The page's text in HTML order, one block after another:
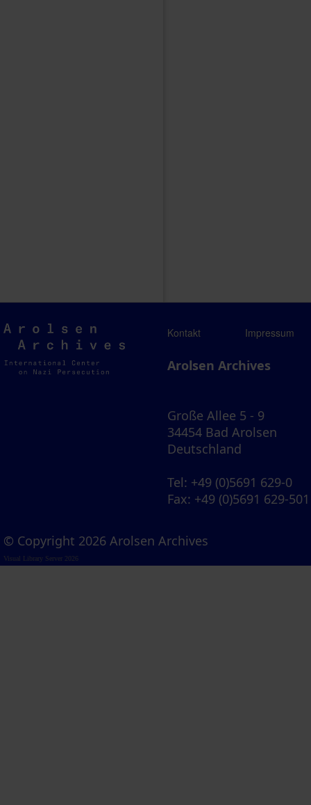
Arolsen
Archives
Kontakt Impressum
Arolsen Archives
Große Allee 5 - 9
34454 Bad Arolsen
Deutschland
Tel: +49 (0)5691 629-0
Fax: +49 (0)5691 629-501
© Copyright 2026 Arolsen Archives
Visual Library Server 2026